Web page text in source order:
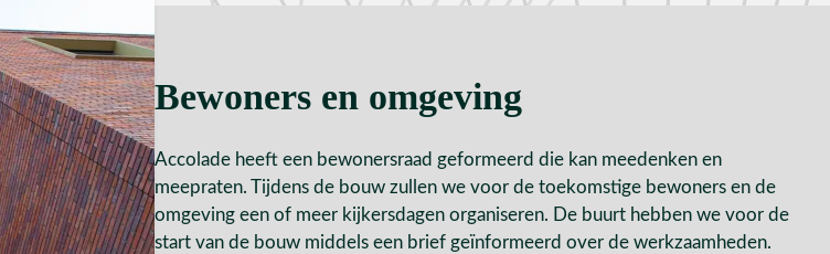
Bewoners en omgeving
Accolade heeft een bewonersraad geformeerd die kan meedenken en
meepraten. Tijdens de bouw zullen we voor de toekomstige bewoners en de
omgeving een of meer kijkersdagen organiseren. De buurt hebben we voor de
start van de bouw middels een brief geïnformeerd over de werkzaamheden.